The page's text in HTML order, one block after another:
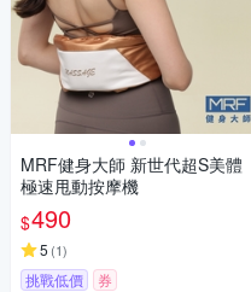
MRF健身大師 新世代超S美體
極速甩動按摩機
$490
5 (1)
挑戰低價 券